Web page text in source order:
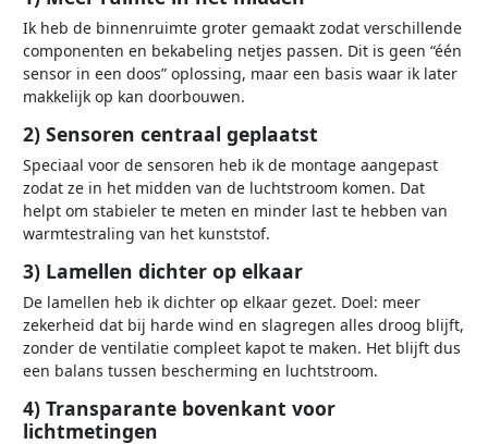
Ik heb de binnenruimte groter gemaakt zodat verschillende
componenten en bekabeling netjes passen. Dit is geen “één
sensor in een doos” oplossing, maar een basis waar ik later
makkelijk op kan doorbouwen.
2) Sensoren centraal geplaatst
Speciaal voor de sensoren heb ik de montage aangepast
zodat ze in het midden van de luchtstroom komen. Dat
helpt om stabieler te meten en minder last te hebben van
warmtestraling van het kunststof.
3) Lamellen dichter op elkaar
De lamellen heb ik dichter op elkaar gezet. Doel: meer
zekerheid dat bij harde wind en slagregen alles droog blijft,
zonder de ventilatie compleet kapot te maken. Het blijft dus
een balans tussen bescherming en luchtstroom.
4) Transparante bovenkant voor
lichtmetingen